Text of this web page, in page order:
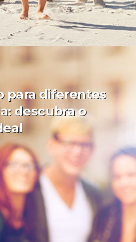
para diferentes
descubra o